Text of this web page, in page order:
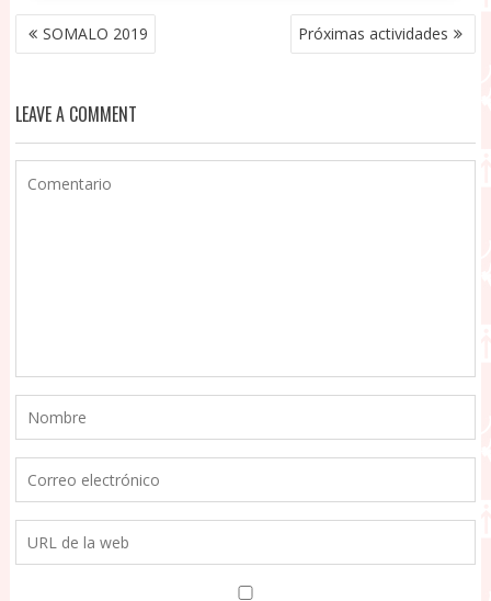
NAVEGACIÓN
DE SOMALO 2019 Próximas actividades
LEAVE A COMMENT